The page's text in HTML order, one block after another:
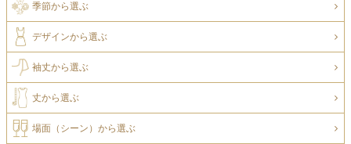
季節から選ぶ
デザインから選ぶ
袖丈から選ぶ
丈から選ぶ
場面（シーン）から選ぶ